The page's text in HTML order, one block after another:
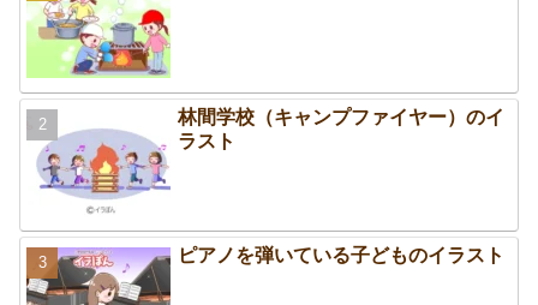
林間学校（キャンプファイヤー）のイ
ラスト
ピアノを弾いている子どものイラスト